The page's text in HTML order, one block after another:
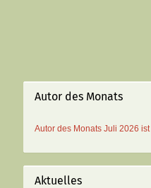
Autor des Monats
Autor des Monats Juli 2026 ist
Aktuelles